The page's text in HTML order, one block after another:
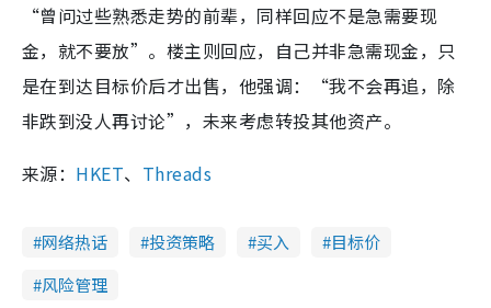
“曾问过些熟悉走势的前辈，同样回应不是急需要现
金，就不要放”。楼主则回应，自己并非急需现金，只
是在到达目标价后才出售，他强调：“我不会再追，除
非跌到没人再讨论”，未来考虑转投其他资产。
来源： HKET、 Threads
网络热话 投资策略 买入
目标价
风险管理